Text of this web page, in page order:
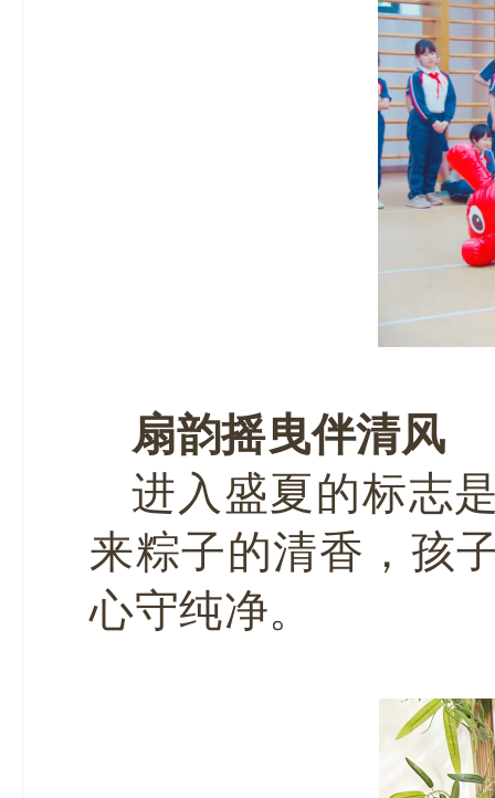
扇韵摇曳伴清风
进入盛夏的标志
来粽子的清香，孩
心守纯净。